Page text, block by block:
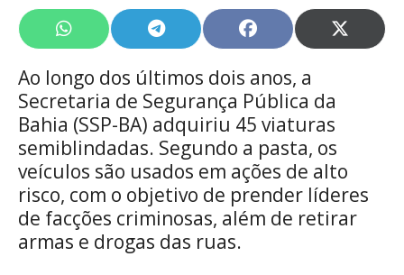
Share
on
WhatsApp
Share
on
Telegram
Share
on
Facebook
Share
on
Ao longo dos últimos dois anos, a
Secretaria de Segurança Pública da
Bahia (SSP-BA) adquiriu 45 viaturas
semiblindadas. Segundo a pasta, os
veículos são usados em ações de alto
risco, com o objetivo de prender líderes
de facções criminosas, além de retirar
armas e drogas das ruas.